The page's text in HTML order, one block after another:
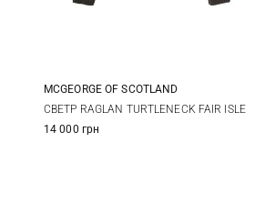
48 50 52 54
MCGEORGE OF SCOTLAND
СВЕТР RAGLAN TURTLENECK FAIR ISLE
14 000 грн